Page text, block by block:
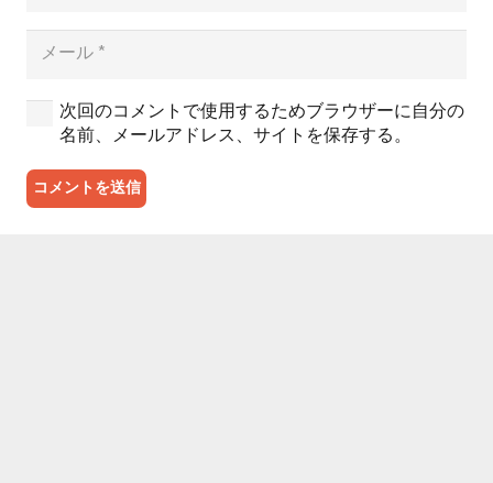
次回のコメントで使用するためブラウザーに自分の
名前、メールアドレス、サイトを保存する。
コメントを送信